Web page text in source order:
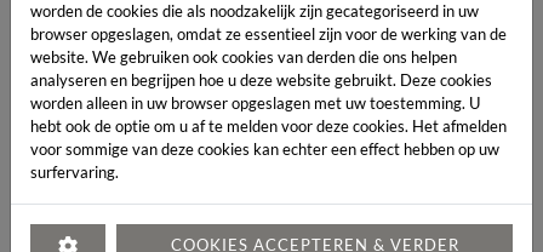
Artikelcode:
LENGTE:*
MAAT:*
Heeft u een vraag over dit artikel?
worden de cookies die als noodzakelijk zijn gecategoriseerd in uw
browser opgeslagen, omdat ze essentieel zijn voor de werking van de
website. We gebruiken ook cookies van derden die ons helpen
analyseren en begrijpen hoe u deze website gebruikt. Deze cookies
worden alleen in uw browser opgeslagen met uw toestemming. U
hebt ook de optie om u af te melden voor deze cookies. Het afmelden
voor sommige van deze cookies kan echter een effect hebben op uw
surfervaring.
COOKIES ACCEPTEREN & VERDER